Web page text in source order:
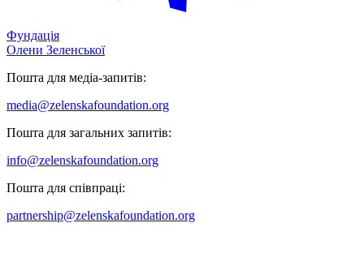
Фундація
Олени Зеленської
Пошта для медіа-запитів:
media@zelenskafoundation.org
Пошта для загальних запитів:
info@zelenskafoundation.org
Пошта для співпраці:
partnership@zelenskafoundation.org